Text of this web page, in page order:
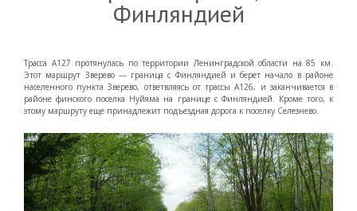
Финляндией
Трасса А127 протянулась по территории Ленинградской области на 85 км.
Этот маршрут Зверево — граница с Финляндией и берет начало в районе
населенного пункта Зверево, ответвляясь от трассы А126, и заканчивается в
районе финского поселка Нуйяма на границе с Финляндией. Кроме того, к
этому маршруту еще принадлежит подъездная дорога к поселку Селезнево.